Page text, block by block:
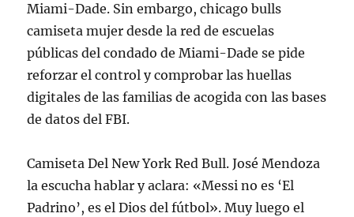
Miami-Dade. Sin embargo, chicago bulls
camiseta mujer desde la red de escuelas
públicas del condado de Miami-Dade se pide
reforzar el control y comprobar las huellas
digitales de las familias de acogida con las bases
de datos del FBI.
Camiseta Del New York Red Bull. José Mendoza
la escucha hablar y aclara: «Messi no es ‘El
Padrino’, es el Dios del fútbol». Muy luego el